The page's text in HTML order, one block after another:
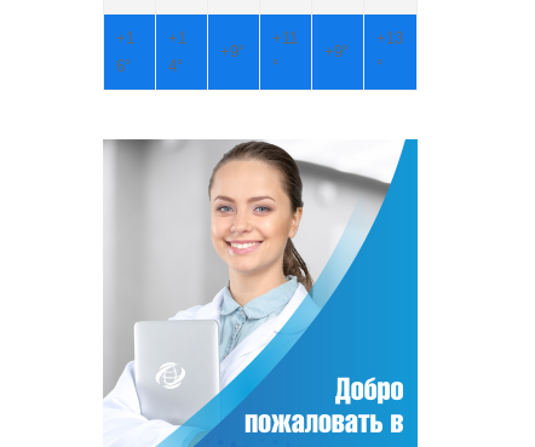
+1
6°
+1
4°
+9°
+11
°
+9°
+13
°